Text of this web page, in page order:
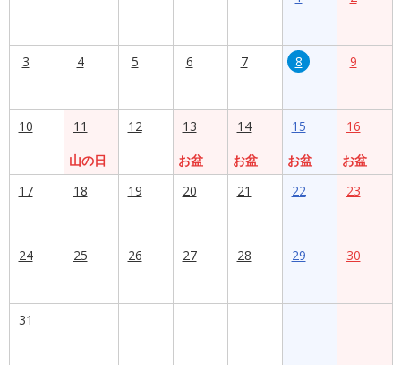
3 4 5 6 7 8 9
10
11
山の日
12
13
お盆
14
お盆
15
お盆
16
お盆
17
18 19 20 21 22 23
24 25 26 27 28 29 30
31